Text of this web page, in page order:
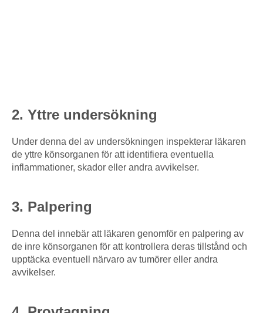
2. Yttre undersökning
Under denna del av undersökningen inspekterar läkaren
de yttre könsorganen för att identifiera eventuella
inflammationer, skador eller andra avvikelser.
3. Palpering
Denna del innebär att läkaren genomför en palpering av
de inre könsorganen för att kontrollera deras tillstånd och
upptäcka eventuell närvaro av tumörer eller andra
avvikelser.